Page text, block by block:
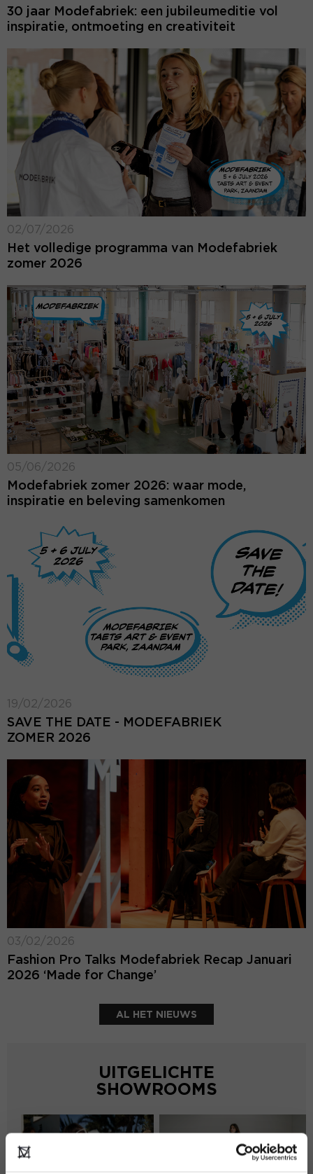
30 jaar Modefabriek: een jubileumeditie vol
inspiratie, ontmoeting en creativiteit
02/07/2026
Het volledige programma van Modefabriek
zomer 2026
05/06/2026
Modefabriek zomer 2026: waar mode,
inspiratie en beleving samenkomen
19/02/2026
SAVE THE DATE - MODEFABRIEK
ZOMER 2026
03/02/2026
Fashion Pro Talks Modefabriek Recap Januari
2026 ‘Made for Change’
AL HET NIEUWS
UITGELICHTE
SHOWROOMS